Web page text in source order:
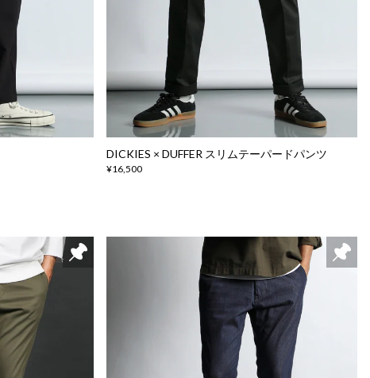
DICKIES × DUFFER スリムテーパードパンツ
¥16,500